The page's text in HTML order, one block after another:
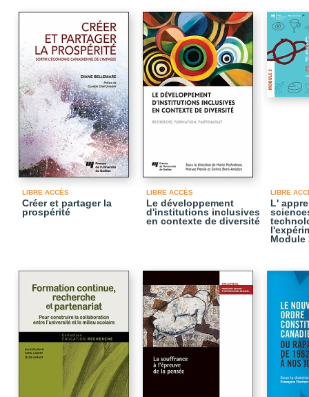
LIBRE ACCÈS
Créer et partager la
prospérité
LIBRE ACCÈS
Le développement
d'institutions inclusives
en contexte de diversité
LIBRE
L'
Module